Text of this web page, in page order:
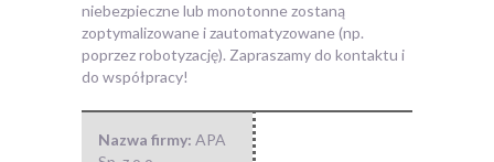
niebezpieczne lub monotonne zostaną
zoptymalizowane i zautomatyzowane (np.
poprzez robotyzację). Zapraszamy do kontaktu i
do współpracy!
Nazwa firmy: APA